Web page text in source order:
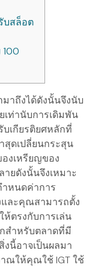
บสล็อต
าถึงได้ดังนั้นจึงนับ
เท่านับการเดิมพัน
เกียรติยศหลักที่
สุดเปลี่ยนกระสุน
งเหรียญของ
ยดังนั้นจึงเหมาะ
หนดค่าการ
และคุณสามารถตั้ง
ตรงกับการเล่น
กสำหรับตลาดที่มี
นี้อาจเป็นผลมา
ณให้คุณใช้ IGT ใช้